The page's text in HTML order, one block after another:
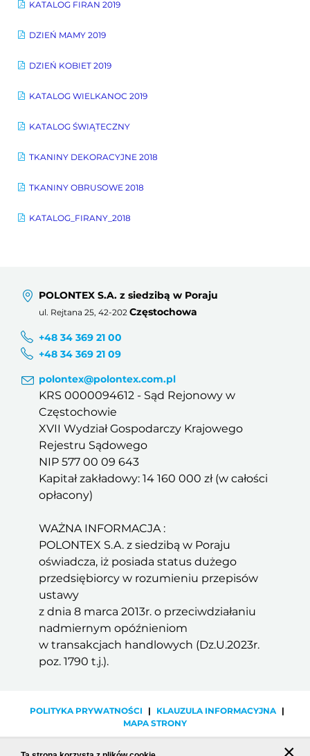
KATALOG FIRAN 2019
DZIEŃ MAMY 2019
DZIEŃ KOBIET 2019
KATALOG WIELKANOC 2019
KATALOG ŚWIĄTECZNY
TKANINY DEKORACYJNE 2018
TKANINY OBRUSOWE 2018
KATALOG_FIRANY_2018
POLONTEX S.A. z siedzibą w Poraju
ul. Rejtana 25, 42-202 Częstochowa
+48 34 369 21 00
+48 34 369 21 09
polontex@polontex.com.pl
KRS 0000094612 - Sąd Rejonowy w
Częstochowie
XVII Wydział Gospodarczy Krajowego
Rejestru Sądowego
NIP 577 00 09 643
Kapitał zakładowy: 14 160 000 zł (w całości
opłacony)
WAŻNA INFORMACJA :
POLONTEX S.A. z siedzibą w Poraju
oświadcza, iż posiada status dużego
przedsiębiorcy w rozumieniu przepisów
ustawy
z dnia 8 marca 2013r. o przeciwdziałaniu
nadmiernym opóźnieniom
w transakcjach handlowych (Dz.U.2023r.
poz. 1790 t.j.).
2026 HURTOWNIA TKANIN I MATERIAŁÓW NA ZASŁONY -
POLITYKA PRYWATNOŚCI | KLAUZULA INFORMACYJNA |
MAPA STRONY